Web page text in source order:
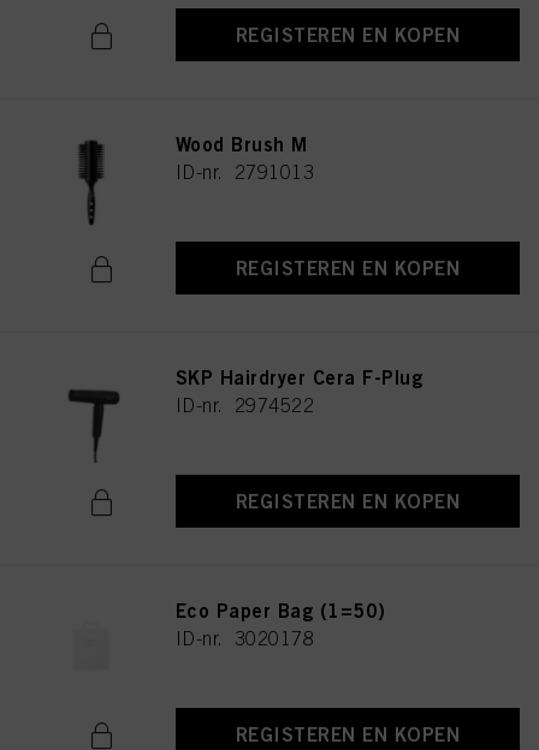
REGISTEREN EN KOPEN
Wood Brush M
ID-nr. 2791013
REGISTEREN EN KOPEN
SKP Hairdryer Cera F-Plug
ID-nr. 2974522
REGISTEREN EN KOPEN
Eco Paper Bag (1=50)
ID-nr. 3020178
REGISTEREN EN KOPEN